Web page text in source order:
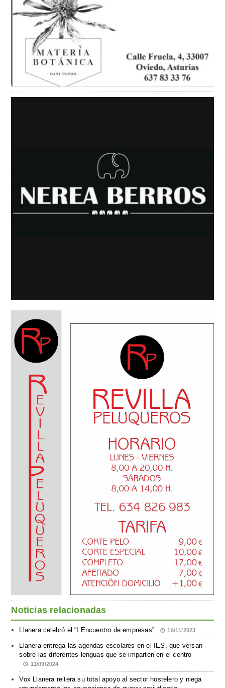
Noticias relacionadas
Llanera celebró el “I Encuentro de empresas” 16/11/2023
Llanera entrega las agendas escolares en el IES, que versan
sobre las diferentes lenguas que se imparten en el centro
11/09/2024
Vox Llanera reitera su total apoyo al sector hostelero y niega